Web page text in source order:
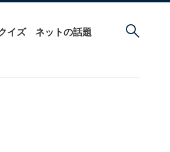
イズ ネットの話題